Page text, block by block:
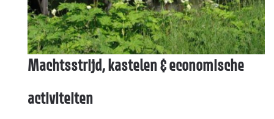
Machtsstrijd, kastelen & economische
activiteiten